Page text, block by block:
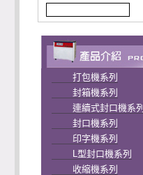
打包機系列
封箱機系列
連續式封口機系列
封口機系列
印字機系列
L型封口機系列
收縮機系列